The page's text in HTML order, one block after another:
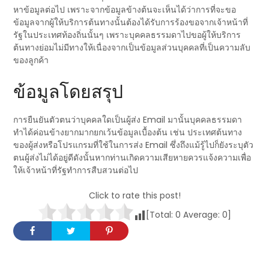
หาข้อมูลต่อไป เพราะจากข้อมูลข้างต้นจะเห็นได้ว่าการที่จะขอ
ข้อมูลจากผู้ให้บริการต้นทางนั้นต้องได้รับการร้องขอจากเจ้าหน้าที่
รัฐในประเทศท้องถิ่นนั้นๆ เพราะบุคคลธรรมดาไปขอผู้ให้บริการ
ต้นทางย่อมไม่มีทางให้เนื่องจากเป็นข้อมูลส่วนบุคคลที่เป็นความลับ
ของลูกค้า
ข้อมูลโดยสรุป
การยืนยันตัวตนว่าบุคคลใดเป็นผู้ส่ง Email มานั้นบุคคลธรรมดา
ทำได้ค่อนข้างยากมากยกเว้นข้อมูลเบื้องต้น เช่น ประเทศต้นทาง
ของผู้ส่งหรือโปรแกรมที่ใช้ในการส่ง Email ซึ่งถึงแม้รู้ไปก็ยังระบุตัว
ตนผู้ส่งไม่ได้อยู่ดีดังนั้นหากท่านเกิดความเสียหายควรแจ้งความเพื่อ
ให้เจ้าหน้าที่รัฐทำการสืบสวนต่อไป
Click to rate this post!
[Total: 0 Average: 0]